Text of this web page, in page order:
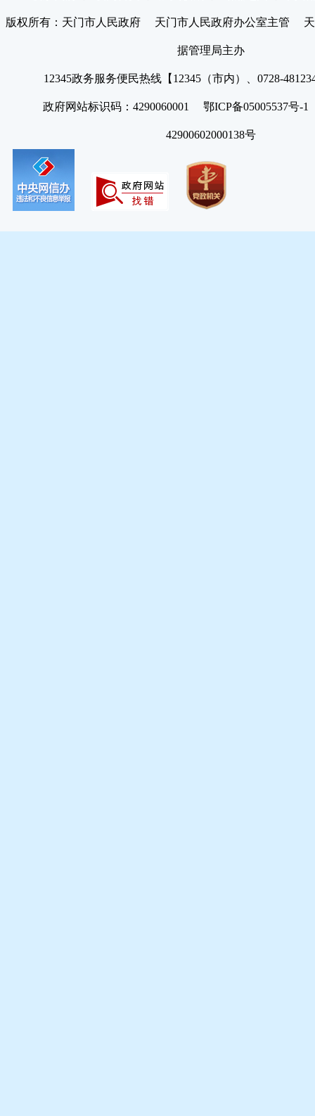
版权所有：天门市人民政府 天门市人民政府办公室主管 天
据管理局主办
12345政务服务便民热线【12345（市内）、0728-
政府网站标识码：4290060001 鄂ICP备05005537号
42900602000138号